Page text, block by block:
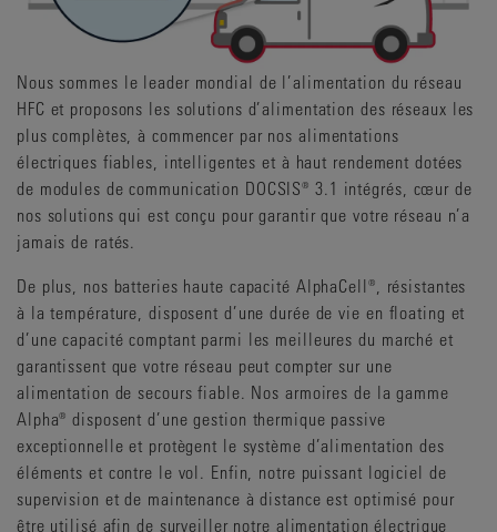
Nous sommes le leader mondial de l’alimentation du réseau
HFC et proposons les solutions d’alimentation des réseaux les
plus complètes, à commencer par nos alimentations
électriques fiables, intelligentes et à haut rendement dotées
de modules de communication DOCSIS® 3.1 intégrés, cœur de
nos solutions qui est conçu pour garantir que votre réseau n’a
jamais de ratés.
De plus, nos batteries haute capacité AlphaCell®, résistantes
à la température, disposent d’une durée de vie en floating et
d’une capacité comptant parmi les meilleures du marché et
garantissent que votre réseau peut compter sur une
alimentation de secours fiable. Nos armoires de la gamme
Alpha® disposent d’une gestion thermique passive
exceptionnelle et protègent le système d’alimentation des
éléments et contre le vol. Enfin, notre puissant logiciel de
supervision et de maintenance à distance est optimisé pour
être utilisé afin de surveiller notre alimentation électrique